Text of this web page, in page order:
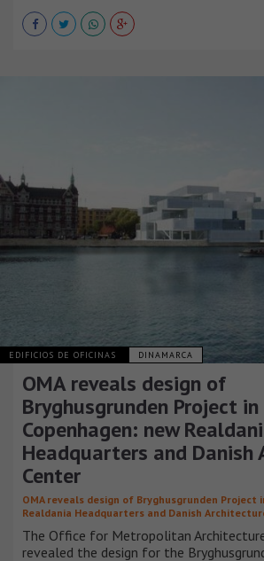
EDIFICIOS DE OFICINAS DINAMARCA
OMA reveals design of
Bryghusgrunden Project in
Copenhagen: new
Headquarters and Danish
Center
OMA reveals design of Bryghusgrunden Project
Realdania Headquarters and Danish
The Office for Metropolitan
revealed the design for the